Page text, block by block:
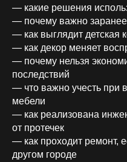
— какие решения
— почему важно
— как выглядит детская
— как декор меняет
— почему нельзя
последствий
— что важно учесть при
мебели
— как реализована
от протечек
— как проходит ремонт,
другом городе